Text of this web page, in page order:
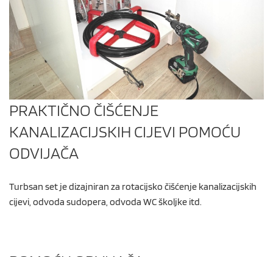
PRAKTIČNO ČIŠĆENJE
KANALIZACIJSKIH CIJEVI POMOĆU
ODVIJAČA
Turbsan set je dizajniran za rotacijsko čišćenje kanalizacijskih
cijevi, odvoda sudopera, odvoda WC školjke itd.